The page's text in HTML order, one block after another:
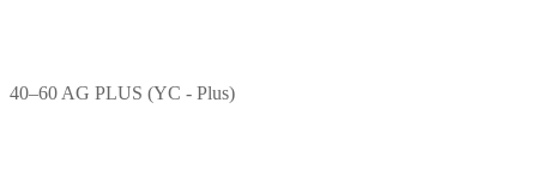
40–60 AG PLUS (YC - Plus)